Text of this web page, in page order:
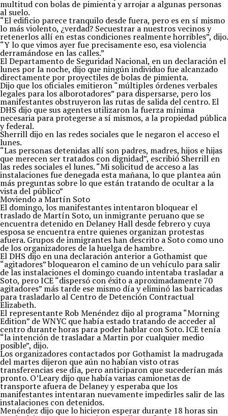
multitud con bolas de pimienta y arrojar a algunas personas
al suelo.
“El edificio parece tranquilo desde fuera, pero es en sí mismo
lo más violento, ¿verdad? Secuestrar a nuestros vecinos y
retenerlos allí en estas condiciones realmente horribles”, dijo.
“Y lo que vimos ayer fue precisamente eso, esa violencia
derramándose en las calles.”
El Departamento de Seguridad Nacional, en un declaración el
lunes por la noche, dijo que ningún individuo fue alcanzado
directamente por proyectiles de bolas de pimienta.
Dijo que los oficiales emitieron “múltiples órdenes verbales
legales para los alborotadores” para dispersarse, pero los
manifestantes obstruyeron las rutas de salida del centro. El
DHS dijo que sus agentes utilizaron la fuerza mínima
necesaria para protegerse a sí mismos, a la propiedad pública
y federal.
Sherrill dijo en las redes sociales que le negaron el acceso el
lunes.
“Las personas detenidas allí son padres, madres, hijos e hijas
que merecen ser tratados con dignidad”, escribió Sherrill en
las redes sociales el lunes. “Mi solicitud de acceso a las
instalaciones fue denegada esta mañana, lo que plantea aún
más preguntas sobre lo que están tratando de ocultar a la
vista del público”
Moviendo a Martín Soto
El domingo, los manifestantes intentaron bloquear el
traslado de Martín Soto, un inmigrante peruano que se
encuentra detenido en Delaney Hall desde febrero y cuya
esposa se encuentra entre quienes organizan protestas
afuera. Grupos de inmigrantes han descrito a Soto como uno
de los organizadores de la huelga de hambre.
El DHS dijo en una declaración anterior a Gothamist que
“agitadores” bloquearon el camino de un vehículo para salir
de las instalaciones el domingo cuando intentaba trasladar a
Soto, pero ICE “dispersó con éxito a aproximadamente 70
agitadores” más tarde ese mismo día y eliminó las barricadas
para trasladarlo al Centro de Detención Contractual
Elizabeth.
El representante Rob Menéndez dijo al programa “Morning
Edition” de WNYC que había estado tratando de acceder al
centro durante horas para poder hablar con Soto. ICE tenía
“la intención de trasladar a Martin por cualquier medio
posible”, dijo.
Los organizadores contactados por Gothamist la madrugada
del martes dijeron que aún no habían visto otras
transferencias ese día, pero anticiparon que sucederían más
pronto. O’Leary dijo que había varias camionetas de
transporte afuera de Delaney y esperaba que los
manifestantes intentaran nuevamente impedirles salir de las
instalaciones con detenidos.
Menéndez dijo que lo hicieron esperar durante 18 horas sin